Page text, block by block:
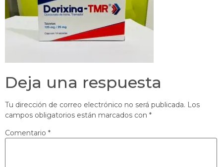
Deja una respuesta
Tu dirección de correo electrónico no será publicada. Los
campos obligatorios están marcados con *
Comentario *